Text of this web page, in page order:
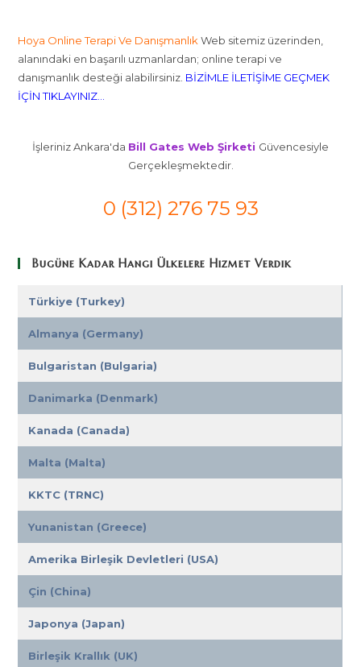
Hoya Online Terapi Ve DanışmanlıkWeb sitemiz üzerinden,
alanındaki en başarılı uzmanlardan; online terapi ve
danışmanlık desteği alabilirsiniz. BİZİMLE İLETİŞİME GEÇMEK
İÇİN TIKLAYINIZ...
İşleriniz Ankara'da Bill Gates Web Şirketi Güvencesiyle
Gerçekleşmektedir.
0 (312) 276 75 93
Bugüne Kadar Hangi Ülkelere Hizmet Verdik
Türkiye (Turkey)
Almanya (Germany)
Bulgaristan (Bulgaria)
Danimarka (Denmark)
Kanada (Canada)
Malta (Malta)
KKTC (TRNC)
Yunanistan (Greece)
Amerika Birleşik Devletleri (USA)
Çin (China)
Japonya (Japan)
Birleşik Krallık (UK)